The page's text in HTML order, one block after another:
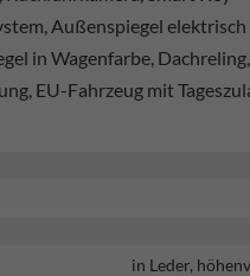
Außenspiegel
in Wagenfarbe,
EU-Fahrzeug mit
in Leder,